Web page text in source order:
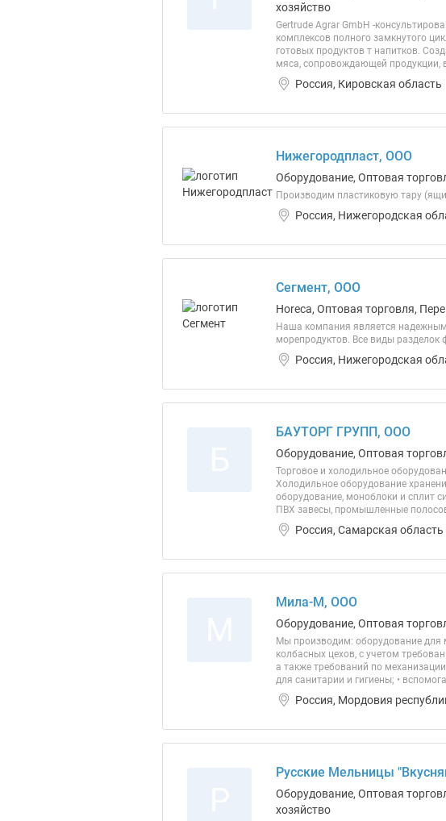
хозяйство
Gertrude Agrar GmbH -
комплексов полного замкнутого
готовых продуктов т напитков.
мяса, сопровождающей продукции,
Россия, Кировская область
Нижегородпласт, ООО
Оборудование, Оптовая
Производим пластиковую тару
Россия, Нижегородская
Сегмент, ООО
Horeca, Оптовая торговля,
Наша компания является
морепродуктов. Все виды
Россия, Нижегородская
БАУТОРГ ГРУПП, ООО
Оборудование, Оптовая
Торговое и холодильное
Холодильное оборудование
оборудование, моноблоки и сплит
ПВХ завесы, промышленные
Россия, Самарская
Мила-М, ООО
Оборудование, Оптовая
Мы производим: оборудование для
колбасных цехов, с учетом
а также требований по
для санитарии и гигиены; •
Россия, Мордовия
Русские Мельницы
Оборудование, Оптовая
хозяйство